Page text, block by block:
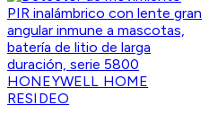
HONEYWELL HOME
RESIDEO